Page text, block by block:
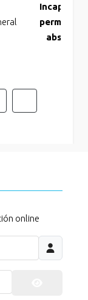
absoluta
online